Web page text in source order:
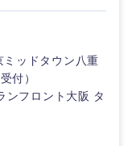
ッドタウン八重
付）
ンフロント大阪 タ